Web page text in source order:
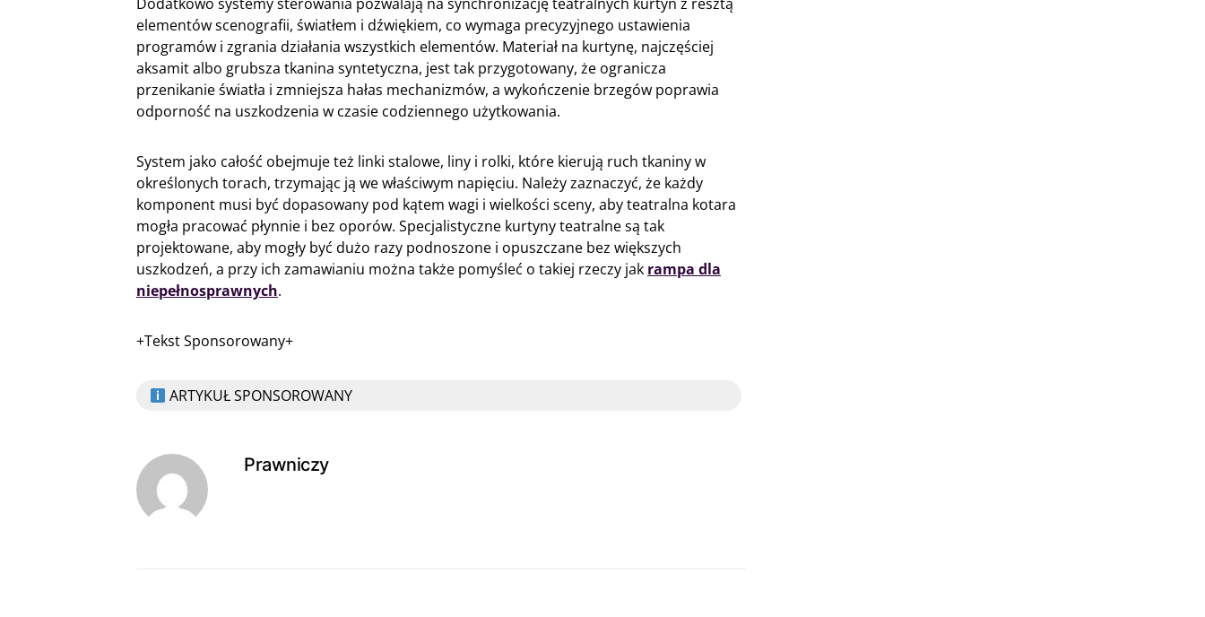
elementów scenografii, światłem i dźwiękiem, co wymaga precyzyjnego ustawienia
programów i zgrania działania wszystkich elementów. Materiał na kurtynę, najczęściej
aksamit albo grubsza tkanina syntetyczna, jest tak przygotowany, że ogranicza
przenikanie światła i zmniejsza hałas mechanizmów, a wykończenie brzegów poprawia
odporność na uszkodzenia w czasie codziennego użytkowania.
System jako całość obejmuje też linki stalowe, liny i rolki, które kierują ruch tkaniny w
określonych torach, trzymając ją we właściwym napięciu. Należy zaznaczyć, że każdy
komponent musi być dopasowany pod kątem wagi i wielkości sceny, aby teatralna kotara
mogła pracować płynnie i bez oporów. Specjalistyczne kurtyny teatralne są tak
projektowane, aby mogły być dużo razy podnoszone i opuszczane bez większych
uszkodzeń, a przy ich zamawianiu można także pomyśleć o takiej rzeczy jak rampa dla
niepełnosprawnych.
+Tekst Sponsorowany+
ARTYKUŁ SPONSOROWANY
Prawniczy